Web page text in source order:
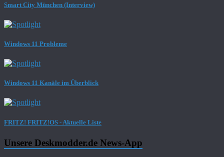
Smart City München (Interview)
Windows 11 Probleme
Windows 11 Kanäle im Überblick
FRITZ! FRITZ!OS - Aktuelle Liste
Unsere Deskmodder.de News-App